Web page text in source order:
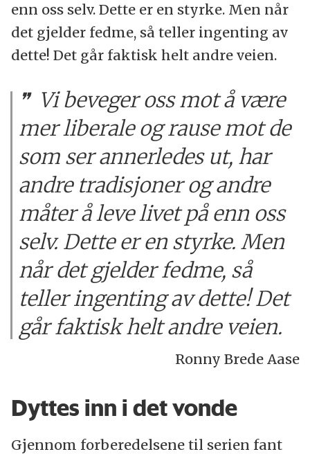
enn oss selv. Dette er en styrke. Men når
det gjelder fedme, så teller ingenting av
dette! Det går faktisk helt andre veien.
Vi beveger oss mot å være
mer liberale og rause mot de
som ser annerledes ut, har
andre tradisjoner og andre
måter å leve livet på enn oss
selv. Dette er en styrke. Men
når det gjelder fedme, så
teller ingenting av dette! Det
går faktisk helt andre veien.
Ronny Brede Aase
Dyttes inn i det vonde
Gjennom forberedelsene til serien fant